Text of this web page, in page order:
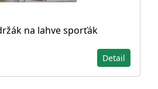
na lahve sporťák
Detail